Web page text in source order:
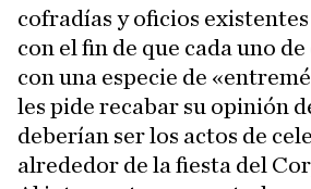
cofradías y oficios existentes
con el fin de que cada uno
con una especie de
les pide recabar su opinión
deberían ser los actos de
alrededor de la fiesta del